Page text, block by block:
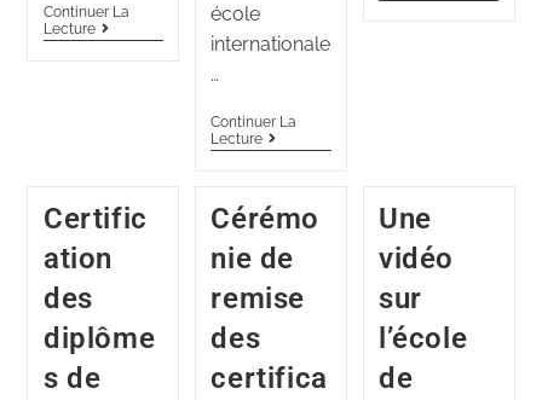
Continuer La
Lecture
école
internationale
…
Continuer La
Lecture
Certific
ation
des
diplôme
s de
Cérémo
nie de
remise
des
certifica
Une
vidéo
sur
l’école
de